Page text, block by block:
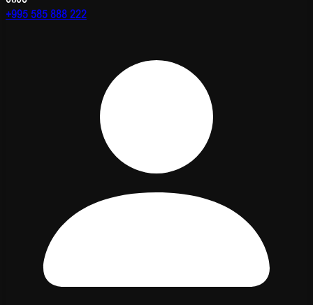
+995 585 888 222